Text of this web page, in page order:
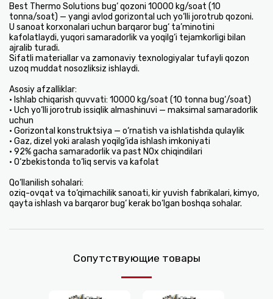
Best Thermo Solutions bug‘ qozoni 10000 kg/soat (10
tonna/soat) — yangi avlod gorizontal uch yo‘lli jorotrub qozoni.
U sanoat korxonalari uchun barqaror bug‘ ta’minotini
kafolatlaydi, yuqori samaradorlik va yoqilg‘i tejamkorligi bilan
ajralib turadi.
Sifatli materiallar va zamonaviy texnologiyalar tufayli qozon
uzoq muddat nosozliksiz ishlaydi.
Asosiy afzalliklar:
• Ishlab chiqarish quvvati: 10000 kg/soat (10 tonna bug‘/soat)
• Uch yo‘lli jorotrub issiqlik almashinuvi — maksimal samaradorlik
uchun
• Gorizontal konstruktsiya — o‘rnatish va ishlatishda qulaylik
• Gaz, dizel yoki aralash yoqilg‘ida ishlash imkoniyati
• 92% gacha samaradorlik va past NOx chiqindilari
• O‘zbekistonda to‘liq servis va kafolat
Qo‘llanilish sohalari:
oziq-ovqat va to‘qimachilik sanoati, kir yuvish fabrikalari, kimyo,
qayta ishlash va barqaror bug‘ kerak bo‘lgan boshqa sohalar.
Сопутствующие товары